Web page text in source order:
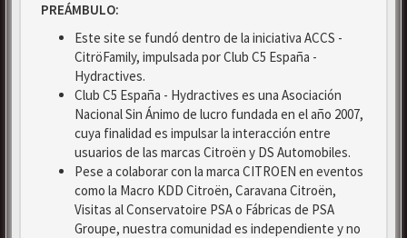
PREÁMBULO:
Este site se fundó dentro de la iniciativa ACCS -
CitröFamily, impulsada por Club C5 España -
Hydractives.
Club C5 España - Hydractives es una Asociación
Nacional Sin Ánimo de lucro fundada en el año 2007,
cuya finalidad es impulsar la interacción entre
usuarios de las marcas Citroën y DS Automobiles.
Pese a colaborar con la marca CITROEN en eventos
como la Macro KDD Citroën, Caravana Citroën,
Visitas al Conservatoire PSA o Fábricas de PSA
Groupe, nuestra comunidad es independiente y no